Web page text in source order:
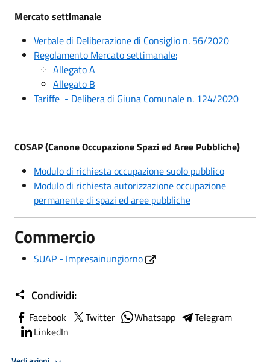
Mercato settimanale
Verbale di Deliberazione di Consiglio n. 56/2020
Regolamento Mercato settimanale:
Allegato A
Allegato B
Tariffe - Delibera di Giuna Comunale n. 124/2020
COSAP (Canone Occupazione Spazi ed Aree Pubbliche)
Modulo di richiesta occupazione suolo pubblico
Modulo di richiesta autorizzazione occupazione
permanente di spazi ed aree pubbliche
Commercio
SUAP - Impresainungiorno
Condividi:
Facebook Twitter Whatsapp
Telegram
LinkedIn